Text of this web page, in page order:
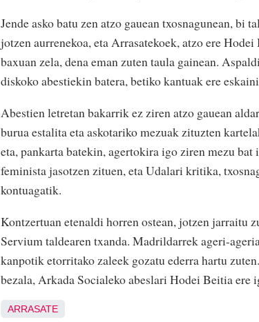
Jende asko batu zen atzo gauean txosnagunean, bi
jotzen aurrenekoa, eta Arrasatekoek, atzo ere
baxuan zela, dena eman zuten taula gainean.
diskoko abestiekin batera, betiko kantuak ere
Abestien letretan bakarrik ez ziren atzo gauean
burua estalita eta askotariko mezuak zituzten
eta, pankarta batekin, agertokira igo ziren mezu
feminista jasotzen zituen, eta Udalari kritika,
kontuagatik.
Kontzertuan etenaldi horren ostean, jotzen jarraitu
Servium taldearen txanda. Madrildarrek ageri-
kanpotik etorritako zaleek gozatu ederra hartu
bezala, Arkada Socialeko abeslari Hodei Beitia ere
ARRASATE